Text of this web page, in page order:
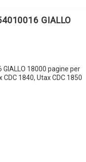
GIALLO
18000 pagine per
1840, Utax CDC 1850